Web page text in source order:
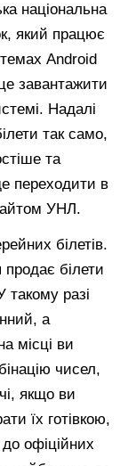
національна
який працює
Android
завантажити
Надалі
так само,
та
переходити в
УНЛ.
білетів.
продає білети
такому разі
а
місці ви
чисел,
якщо ви
їх готівкою,
офіційних